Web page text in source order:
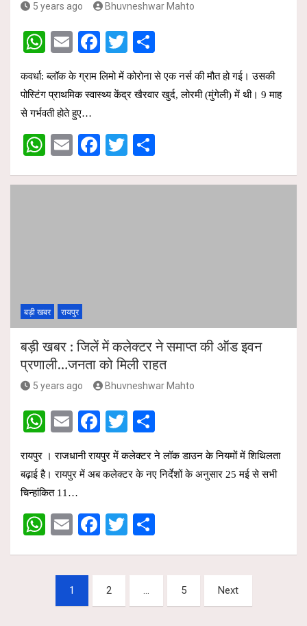
5 years ago Bhuvneshwar Mahto
W
h
at
s
A
p
p
E
ail
F
a
ce
o
o
k
T
wi
tt
h
ar
कवर्धा: ब्लॉक के ग्राम लिमो में कोरोना से एक नर्स की मौत हो गई। उसकी
पोस्टिंग प्राथमिक स्वास्थ्य केंद्र खैरवार खुर्द, लोरमी (मुंगेली) में थी। 9 माह
से गर्भवती होते हुए…
W
at
E
ail
F
ce
T
tt ar
बड़ी खबर रायपुर
बड़ी खबर : जिलें में कलेक्टर ने समाप्त की ऑड इवन
प्रणाली…जनता को मिली राहत
5 years ago Bhuvneshwar Mahto
W
at
s
A
p
p
E
m
ail
F
ce
o
o
k
T
wi
tt
h
ar
e
रायपुर । राजधानी रायपुर में कलेक्टर ने लॉक डाउन के नियमों में शिथिलता
बढ़ाई है। रायपुर में अब कलेक्टर के नए निर्देशों के अनुसार 25 मई से सभी
चिन्हांकित 11…
W
at
A
E
ail
F
b
o
T
er
pagination
1 2 … 5 Next